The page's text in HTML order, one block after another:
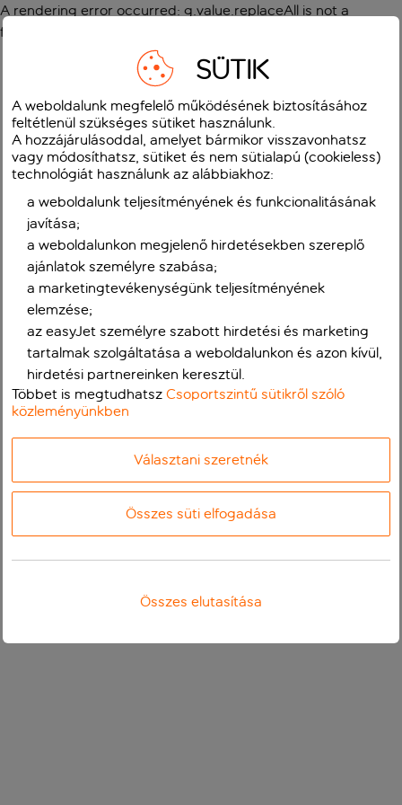
A rendering error occurred: g.value.replaceAll is not a
function
SÜTIK
A weboldalunk megfelelő működésének biztosításához
feltétlenül szükséges sütiket használunk.
A hozzájárulásoddal, amelyet bármikor visszavonhatsz
vagy módosíthatsz, sütiket és nem sütialapú (cookieless)
technológiát használunk az alábbiakhoz:
a weboldalunk teljesítményének és funkcionalitásának
javítása;
a weboldalunkon megjelenő hirdetésekben szereplő
ajánlatok személyre szabása;
a marketingtevékenységünk teljesítményének
elemzése;
az easyJet személyre szabott hirdetési és marketing
tartalmak szolgáltatása a weboldalunkon és azon kívül,
hirdetési partnereinken keresztül.
Többet is megtudhatszCsoportszintű sütikről szóló
közleményünkben
Választani szeretnék
Összes süti elfogadása
Összes elutasítása